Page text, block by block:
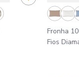
Fronha
Fios